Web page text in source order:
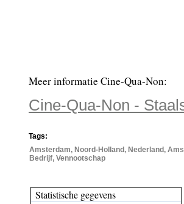
Meer informatie Cine-Qua-Non:
Cine-Qua-Non -
Tags:
Amsterdam, Noord-Holland, Nederland,
Bedrijf, Vennootschap
Statistische gegevens